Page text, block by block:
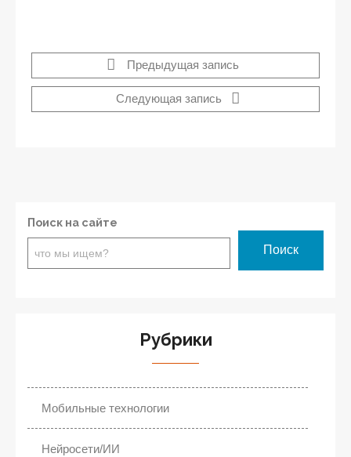
Предыдущая запись
Следующая запись
Поиск на сайте
Поиск
Рубрики
Мобильные технологии
Нейросети/ИИ